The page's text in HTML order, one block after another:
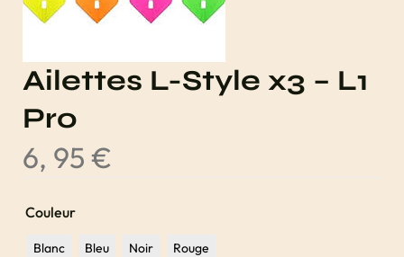
Ailettes L-Style x3 – L1
Pro
6, 95 €
Couleur
Blanc Bleu Noir Rouge